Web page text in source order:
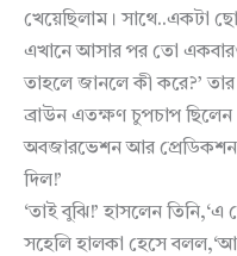
খেয়েছিলাম। সাথে..একটা
এখানে আসার পর তো
তাহলে জানলে কী করে?’ তার
ব্রাউন এতক্ষণ চুপচাপ
অবজারভেশন আর
দিল!’
‘তাই বুঝি!’ হাসলেন তিনি,‘এ
সহেলি হালকা হেসে